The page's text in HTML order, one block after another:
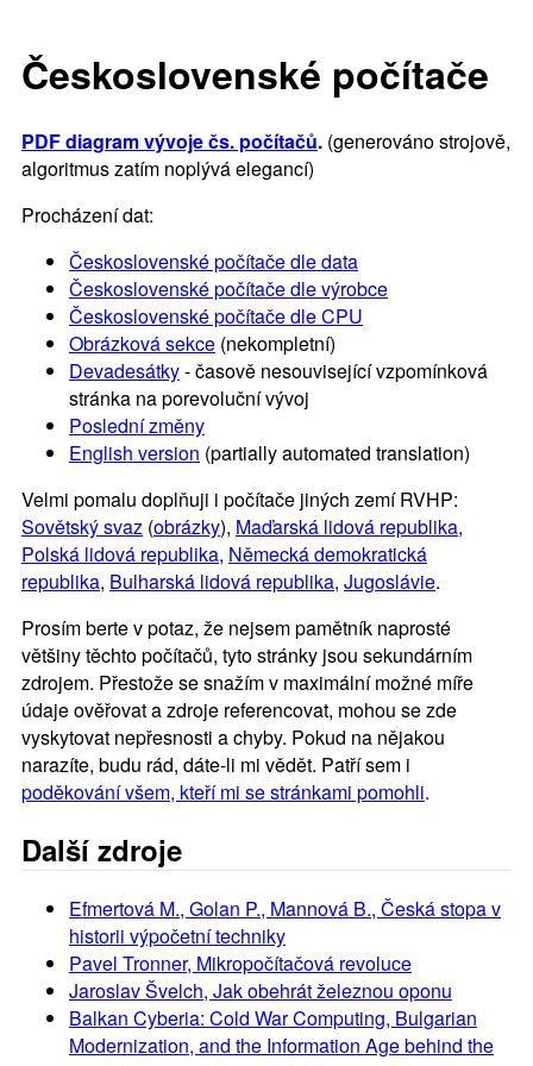
Československé počítače
PDF diagram vývoje čs. počítačů. (generováno strojově,
algoritmus zatím noplývá elegancí)
Procházení dat:
Československé počítače dle data
Československé počítače dle výrobce
Československé počítače dle CPU
Obrázková sekce (nekompletní)
Devadesátky- časově nesouvisející vzpomínková
stránka na porevoluční vývoj
Poslední změny
English version (partially automated translation)
Velmi pomalu doplňuji i počítače jiných zemí RVHP:
Sovětský svaz (obrázky), Maďarská lidová republika,
Polská lidová republika, Německá demokratická
republika, Bulharská lidová republika, Jugoslávie.
Prosím berte v potaz, že nejsem pamětník naprosté
většiny těchto počítačů, tyto stránky jsou sekundárním
zdrojem. Přestože se snažím v maximální možné míře
údaje ověřovat a zdroje referencovat, mohou se zde
vyskytovat nepřesnosti a chyby. Pokud na nějakou
narazíte, budu rád, dáte-li mi vědět. Patří sem i
poděkování všem, kteří mi se stránkami pomohli.
Další zdroje
Efmertová M., Golan P., Mannová B., Česká stopa v
historii výpočetní techniky
Pavel Tronner, Mikropočítačová revoluce
Jaroslav Švelch, Jak obehrát železnou oponu
Balkan Cyberia: Cold War Computing, Bulgarian
Modernization, and the Information Age behind the